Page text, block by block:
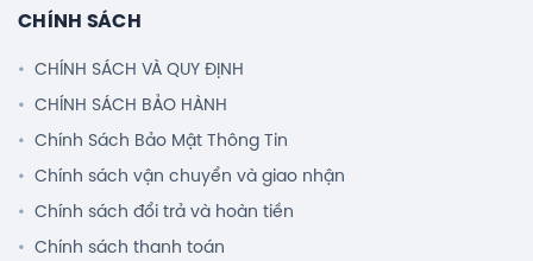
CHÍNH SÁCH
CHÍNH SÁCH VÀ QUY ĐỊNH
CHÍNH SÁCH BẢO HÀNH
Chính Sách Bảo Mật Thông Tin
Chính sách vận chuyển và giao nhận
Chính sách đổi trả và hoàn tiền
Chính sách thanh toán